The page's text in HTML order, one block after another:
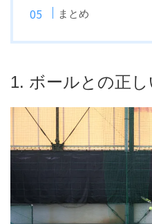
まとめ
1. ボールとの正